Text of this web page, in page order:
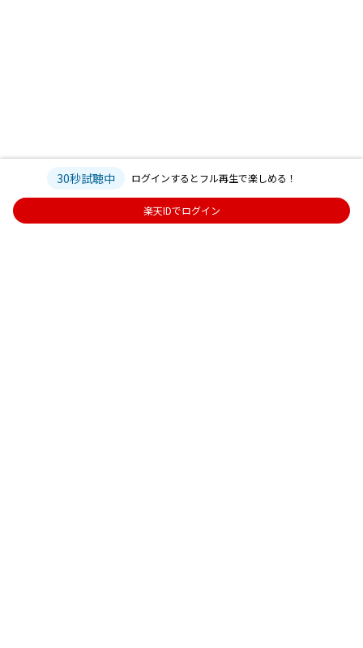
30秒試聴中 ログインするとフル再生で楽しめる！
楽天IDでログイン